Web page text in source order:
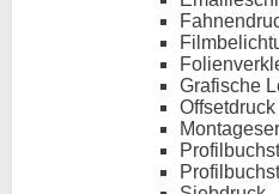
Grafische
Offsetdruck